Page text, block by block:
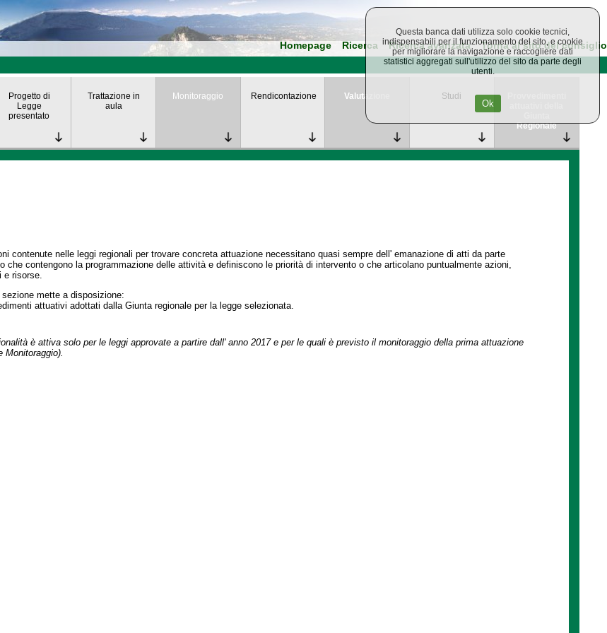
Homepage Ricerca Ricerca avanzata Torna al sito del consiglio
Progetto di
Legge
presentato
Trattazione in
aula
Monitoraggio Rendicontazione Valutazione Studi
Regionale
contenute nelle leggi regionali per trovare concreta attuazione necessitano quasi sempre dell' emanazione di atti da parte
che contengono la programmazione delle attività e definiscono le priorità di intervento o che articolano puntualmente azioni,
e risorse.
mette a disposizione:
attuativi adottati dalla Giunta regionale per la legge selezionata.
è attiva solo per le leggi approvate a partire dall' anno 2017 e per le quali è previsto il monitoraggio della prima attuazione
Monitoraggio).
Questa banca dati utilizza solo cookie tecnici,
indispensabili per il funzionamento del sito, e cookie
per migliorare la navigazione e raccogliere dati
statistici aggregati sull'utilizzo del sito da parte degli
utenti.
Ok